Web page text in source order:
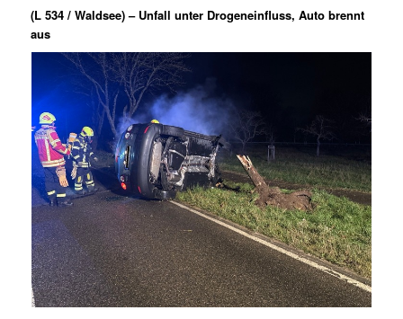
(L 534 / Waldsee) – Unfall unter Drogeneinfluss, Auto brennt
aus